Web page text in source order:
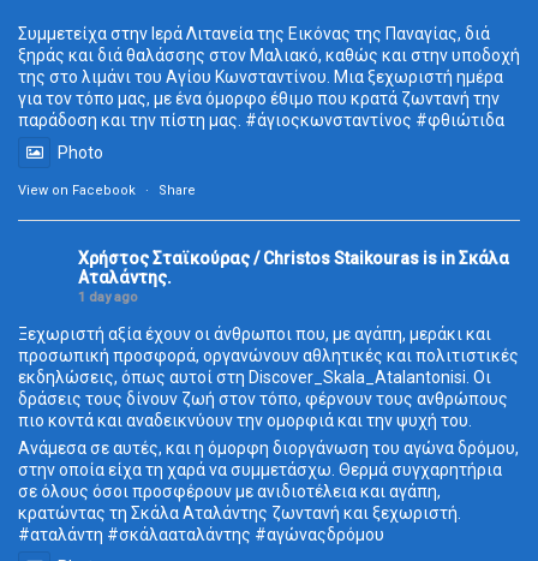
Συμμετείχα στην Ιερά Λιτανεία της Εικόνας της Παναγίας, διά
ξηράς και διά θαλάσσης στον Μαλιακό, καθώς και στην υποδοχή
της στο λιμάνι του Αγίου Κωνσταντίνου. Μια ξεχωριστή ημέρα
για τον τόπο μας, με ένα όμορφο έθιμο που κρατά ζωντανή την
παράδοση και την πίστη μας. #άγιοςκωνσταντίνος #φθιώτιδα
Photo
View on Facebook · Share
Χρήστος Σταϊκούρας / Christos Staikouras is in Σκάλα
Aταλάντης.
1 day ago
Ξεχωριστή αξία έχουν οι άνθρωποι που, με αγάπη, μεράκι και
προσωπική προσφορά, οργανώνουν αθλητικές και πολιτιστικές
εκδηλώσεις, όπως αυτοί στη Discover_Skala_Atalantonisi. Οι
δράσεις τους δίνουν ζωή στον τόπο, φέρνουν τους ανθρώπους
πιο κοντά και αναδεικνύουν την ομορφιά και την ψυχή του.
Ανάμεσα σε αυτές, και η όμορφη διοργάνωση του αγώνα δρόμου,
στην οποία είχα τη χαρά να συμμετάσχω. Θερμά συγχαρητήρια
σε όλους όσοι προσφέρουν με ανιδιοτέλεια και αγάπη,
κρατώντας τη Σκάλα Αταλάντης ζωντανή και ξεχωριστή.
#αταλάντη #σκάλααταλάντης #αγώναςδρόμου